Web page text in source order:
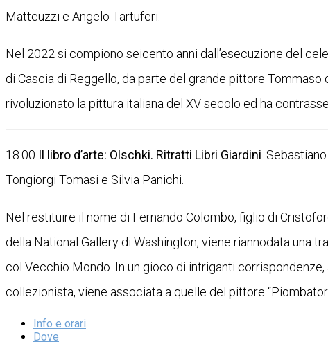
Matteuzzi e Angelo Tartuferi.
Nel 2022 si compiono seicento anni dall’esecuzione del
di Cascia di Reggello, da parte del grande pittore
rivoluzionato la pittura italiana del XV secolo ed ha
18.00 Il libro d’arte: Olschki. Ritratti Libri Giardini.
Tongiorgi Tomasi e Silvia Panichi.
Nel restituire il nome di Fernando Colombo, figlio di
della National Gallery di Washington, viene riannodata una
col Vecchio Mondo. In un gioco di intriganti
collezionista, viene associata a quelle del pittore
Info e orari
Dove